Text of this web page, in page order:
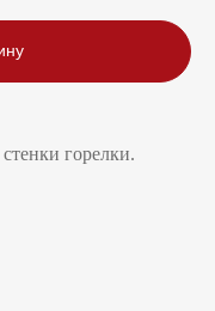
горелки.